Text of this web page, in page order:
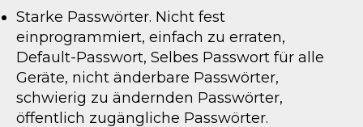
Starke Passwörter. Nicht fest
einprogrammiert, einfach zu erraten,
Default-Passwort, Selbes Passwort für alle
Geräte, nicht änderbare Passwörter,
schwierig zu ändernden Passwörter,
öffentlich zugängliche Passwörter.